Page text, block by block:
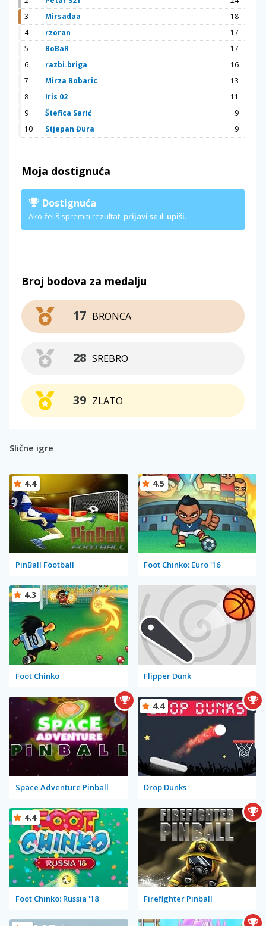
3
Mirsadaa
18
4
rzoran
17
5
BoBaR
17
6
razbi.briga
16
7
Mirza Bobaric
13
8
Iris 02
11
9
Štefica Sarić
9
10
Stjepan Đura 9
Moja dostignuća
Dostignuća
Ako želiš spremiti rezultat, prijavi se ili upiši.
Broj bodova za medalju
BRONCA
17
SREBRO
28
ZLATO
39
Slične igre
PinBall Football
4.4
Foot Chinko: Euro '16
4.5
Foot Chinko
4.3
Flipper Dunk
Space Adventure Pinball Drop Dunks
4.4
Foot Chinko: Russia '18
4.4
Firefighter Pinball